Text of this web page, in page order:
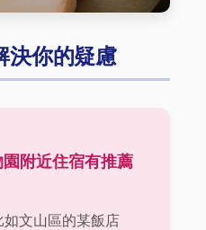
決你的疑慮
附近住宿有推薦
文山區的某飯店